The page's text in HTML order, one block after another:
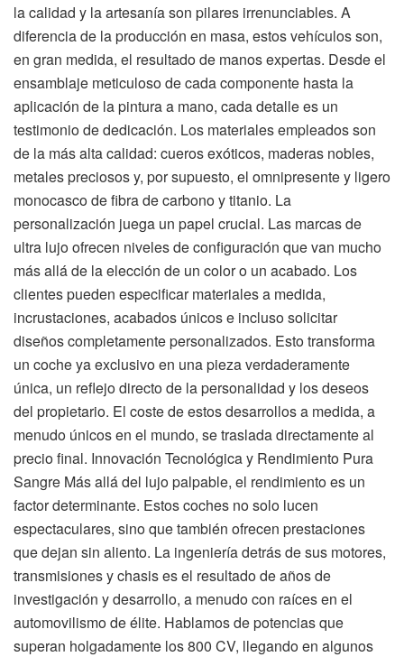
la calidad y la artesanía son pilares irrenunciables. A
diferencia de la producción en masa, estos vehículos son,
en gran medida, el resultado de manos expertas. Desde el
ensamblaje meticuloso de cada componente hasta la
aplicación de la pintura a mano, cada detalle es un
testimonio de dedicación. Los materiales empleados son
de la más alta calidad: cueros exóticos, maderas nobles,
metales preciosos y, por supuesto, el omnipresente y ligero
monocasco de fibra de carbono y titanio. La
personalización juega un papel crucial. Las marcas de
ultra lujo ofrecen niveles de configuración que van mucho
más allá de la elección de un color o un acabado. Los
clientes pueden especificar materiales a medida,
incrustaciones, acabados únicos e incluso solicitar
diseños completamente personalizados. Esto transforma
un coche ya exclusivo en una pieza verdaderamente
única, un reflejo directo de la personalidad y los deseos
del propietario. El coste de estos desarrollos a medida, a
menudo únicos en el mundo, se traslada directamente al
precio final. Innovación Tecnológica y Rendimiento Pura
Sangre Más allá del lujo palpable, el rendimiento es un
factor determinante. Estos coches no solo lucen
espectaculares, sino que también ofrecen prestaciones
que dejan sin aliento. La ingeniería detrás de sus motores,
transmisiones y chasis es el resultado de años de
investigación y desarrollo, a menudo con raíces en el
automovilismo de élite. Hablamos de potencias que
superan holgadamente los 800 CV, llegando en algunos